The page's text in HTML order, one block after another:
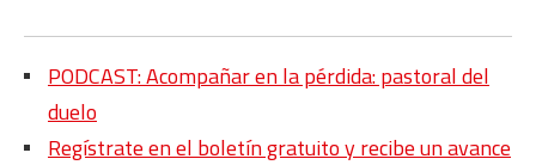
PODCAST: Acompañar en la pérdida: pastoral del
duelo
Regístrate en el boletín gratuito y recibe un avance